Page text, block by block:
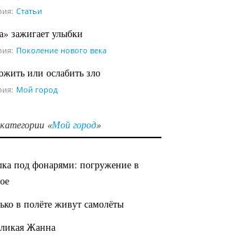
Статьи
зажигает улыбки
Поколение нового века
или ослабить зло
Мой город
«Мой город»
под фонарями: погружение в
в полёте живут самолёты
Жанна